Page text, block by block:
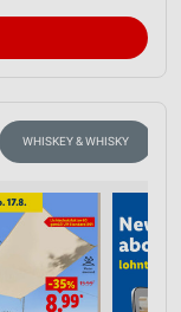
WHISKEY & WHISKY